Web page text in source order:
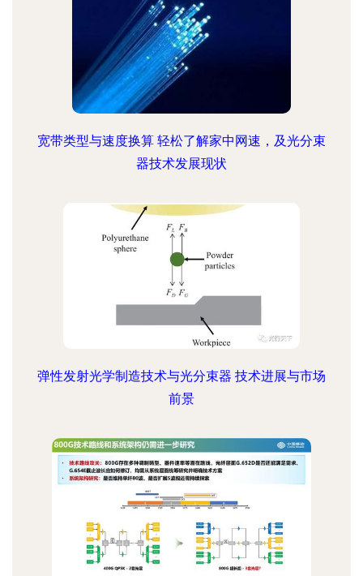
宽带类型与速度换算 轻松了解家中网速，及光分束
器技术发展现状
弹性发射光学制造技术与光分束器 技术进展与市场
前景